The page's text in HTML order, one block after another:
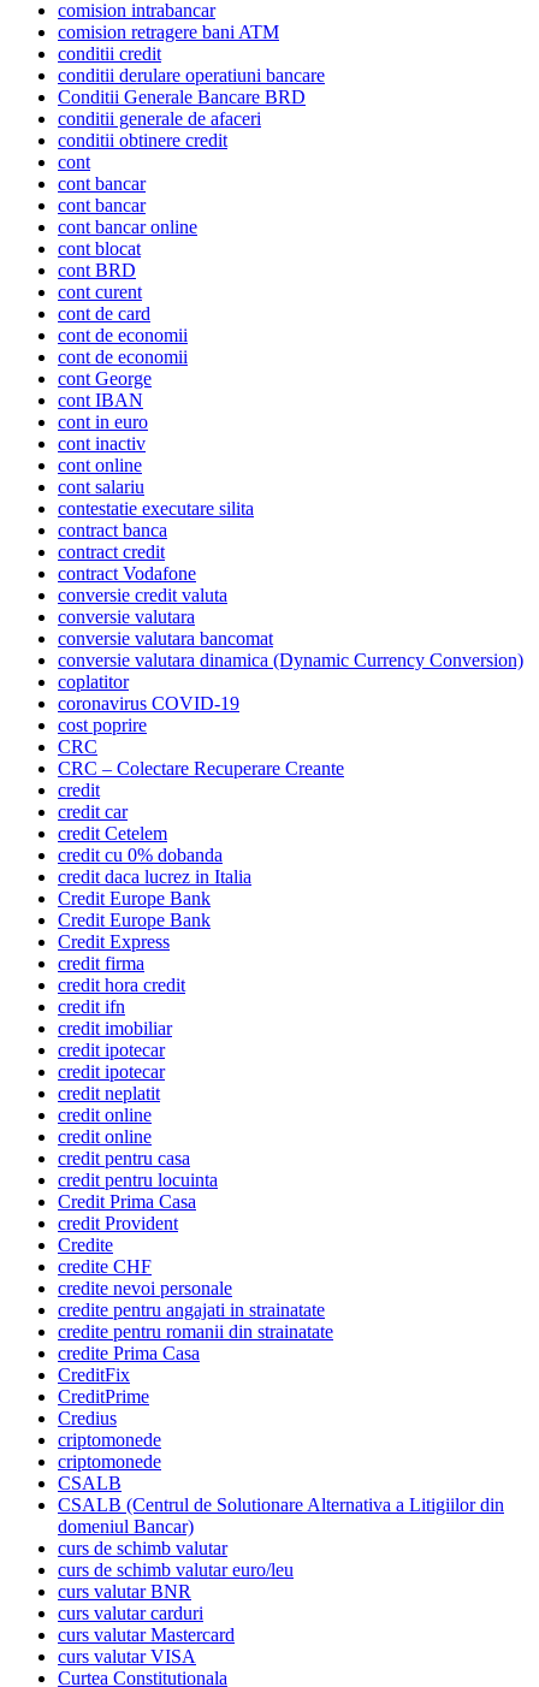
comision intrabancar
comision retragere bani ATM
conditii credit
conditii derulare operatiuni bancare
Conditii Generale Bancare BRD
conditii generale de afaceri
conditii obtinere credit
cont
cont bancar
cont bancar
cont bancar online
cont blocat
cont BRD
cont curent
cont de card
cont de economii
cont de economii
cont George
cont IBAN
cont in euro
cont inactiv
cont online
cont salariu
contestatie executare silita
contract banca
contract credit
contract Vodafone
conversie credit valuta
conversie valutara
conversie valutara bancomat
conversie valutara dinamica (Dynamic Currency Conversion)
coplatitor
coronavirus COVID-19
cost poprire
CRC
CRC – Colectare Recuperare Creante
credit
credit car
credit Cetelem
credit cu 0% dobanda
credit daca lucrez in Italia
Credit Europe Bank
Credit Europe Bank
Credit Express
credit firma
credit hora credit
credit ifn
credit imobiliar
credit ipotecar
credit ipotecar
credit neplatit
credit online
credit online
credit pentru casa
credit pentru locuinta
Credit Prima Casa
credit Provident
Credite
credite CHF
credite nevoi personale
credite pentru angajati in strainatate
credite pentru romanii din strainatate
credite Prima Casa
CreditFix
CreditPrime
Credius
criptomonede
criptomonede
CSALB
CSALB (Centrul de Solutionare Alternativa a Litigiilor din
domeniul Bancar)
curs de schimb valutar
curs de schimb valutar euro/leu
curs valutar BNR
curs valutar carduri
curs valutar Mastercard
curs valutar VISA
Curtea Constitutionala